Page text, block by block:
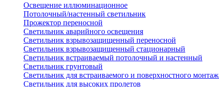
Освещение иллюминационное
Потолочный/настенный светильник
Прожектор переносной
Светильник аварийного освещения
Светильник взрывозащищенный переносной
Светильник взрывозащищенный стационарный
Светильник встраиваемый потолочный и настенный
Светильник грунтовый
Светильник для встраиваемого и поверхностного
Светильник для высоких пролетов